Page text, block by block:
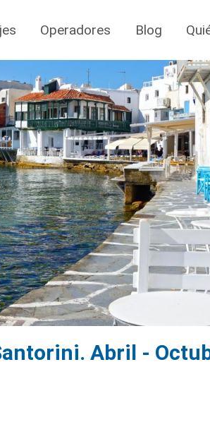
Operadores Blog
Abril -